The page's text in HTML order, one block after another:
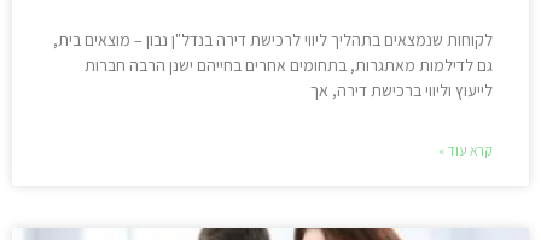
לקוחות שנמצאים בתהליך ליווי לרכישת דירה בנדל"ן נבון – מוצאים בית,
גם לדילמות מאתגרות, בתחומים אחרים בחייהם ישנן הרבה חברות
לייעוץ וליווי ברכישת דירה, אך
קרא עוד »